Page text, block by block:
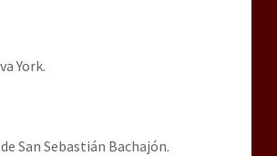
York.
San Sebastián Bachajón.